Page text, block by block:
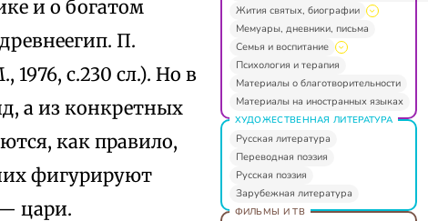
и о богатом
П.
1976, с.230 сл.). Но в
а из конкретных
как правило,
фигурируют
цари.
Жития святых, биографии
Мемуары, дневники, письма
Семья и воспитание
Психология и терапия
Материалы о благотворительности
Материалы на иностранных языках
ХУДОЖЕСТВЕННАЯ ЛИТЕРАТУРА
Русская литература
Переводная поэзия
Русская поэзия
Зарубежная литература
ФИЛЬМЫ И ТВ